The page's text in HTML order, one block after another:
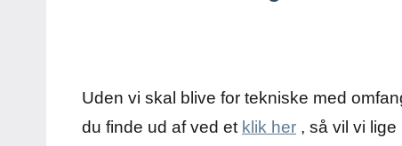
Uden vi skal blive for tekniske med
du finde ud af ved et klik her , så vil vi